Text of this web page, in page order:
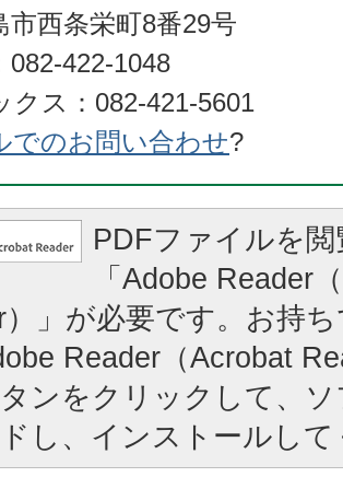
市西条栄町8番29号
082-422-1048
クス：082-421-5601
でのお問い合わせ?
PDFファイルを
「Adobe Reader
）」が必要です。お持
Reader（Acrobat
ンをクリックして、
し、インストールし